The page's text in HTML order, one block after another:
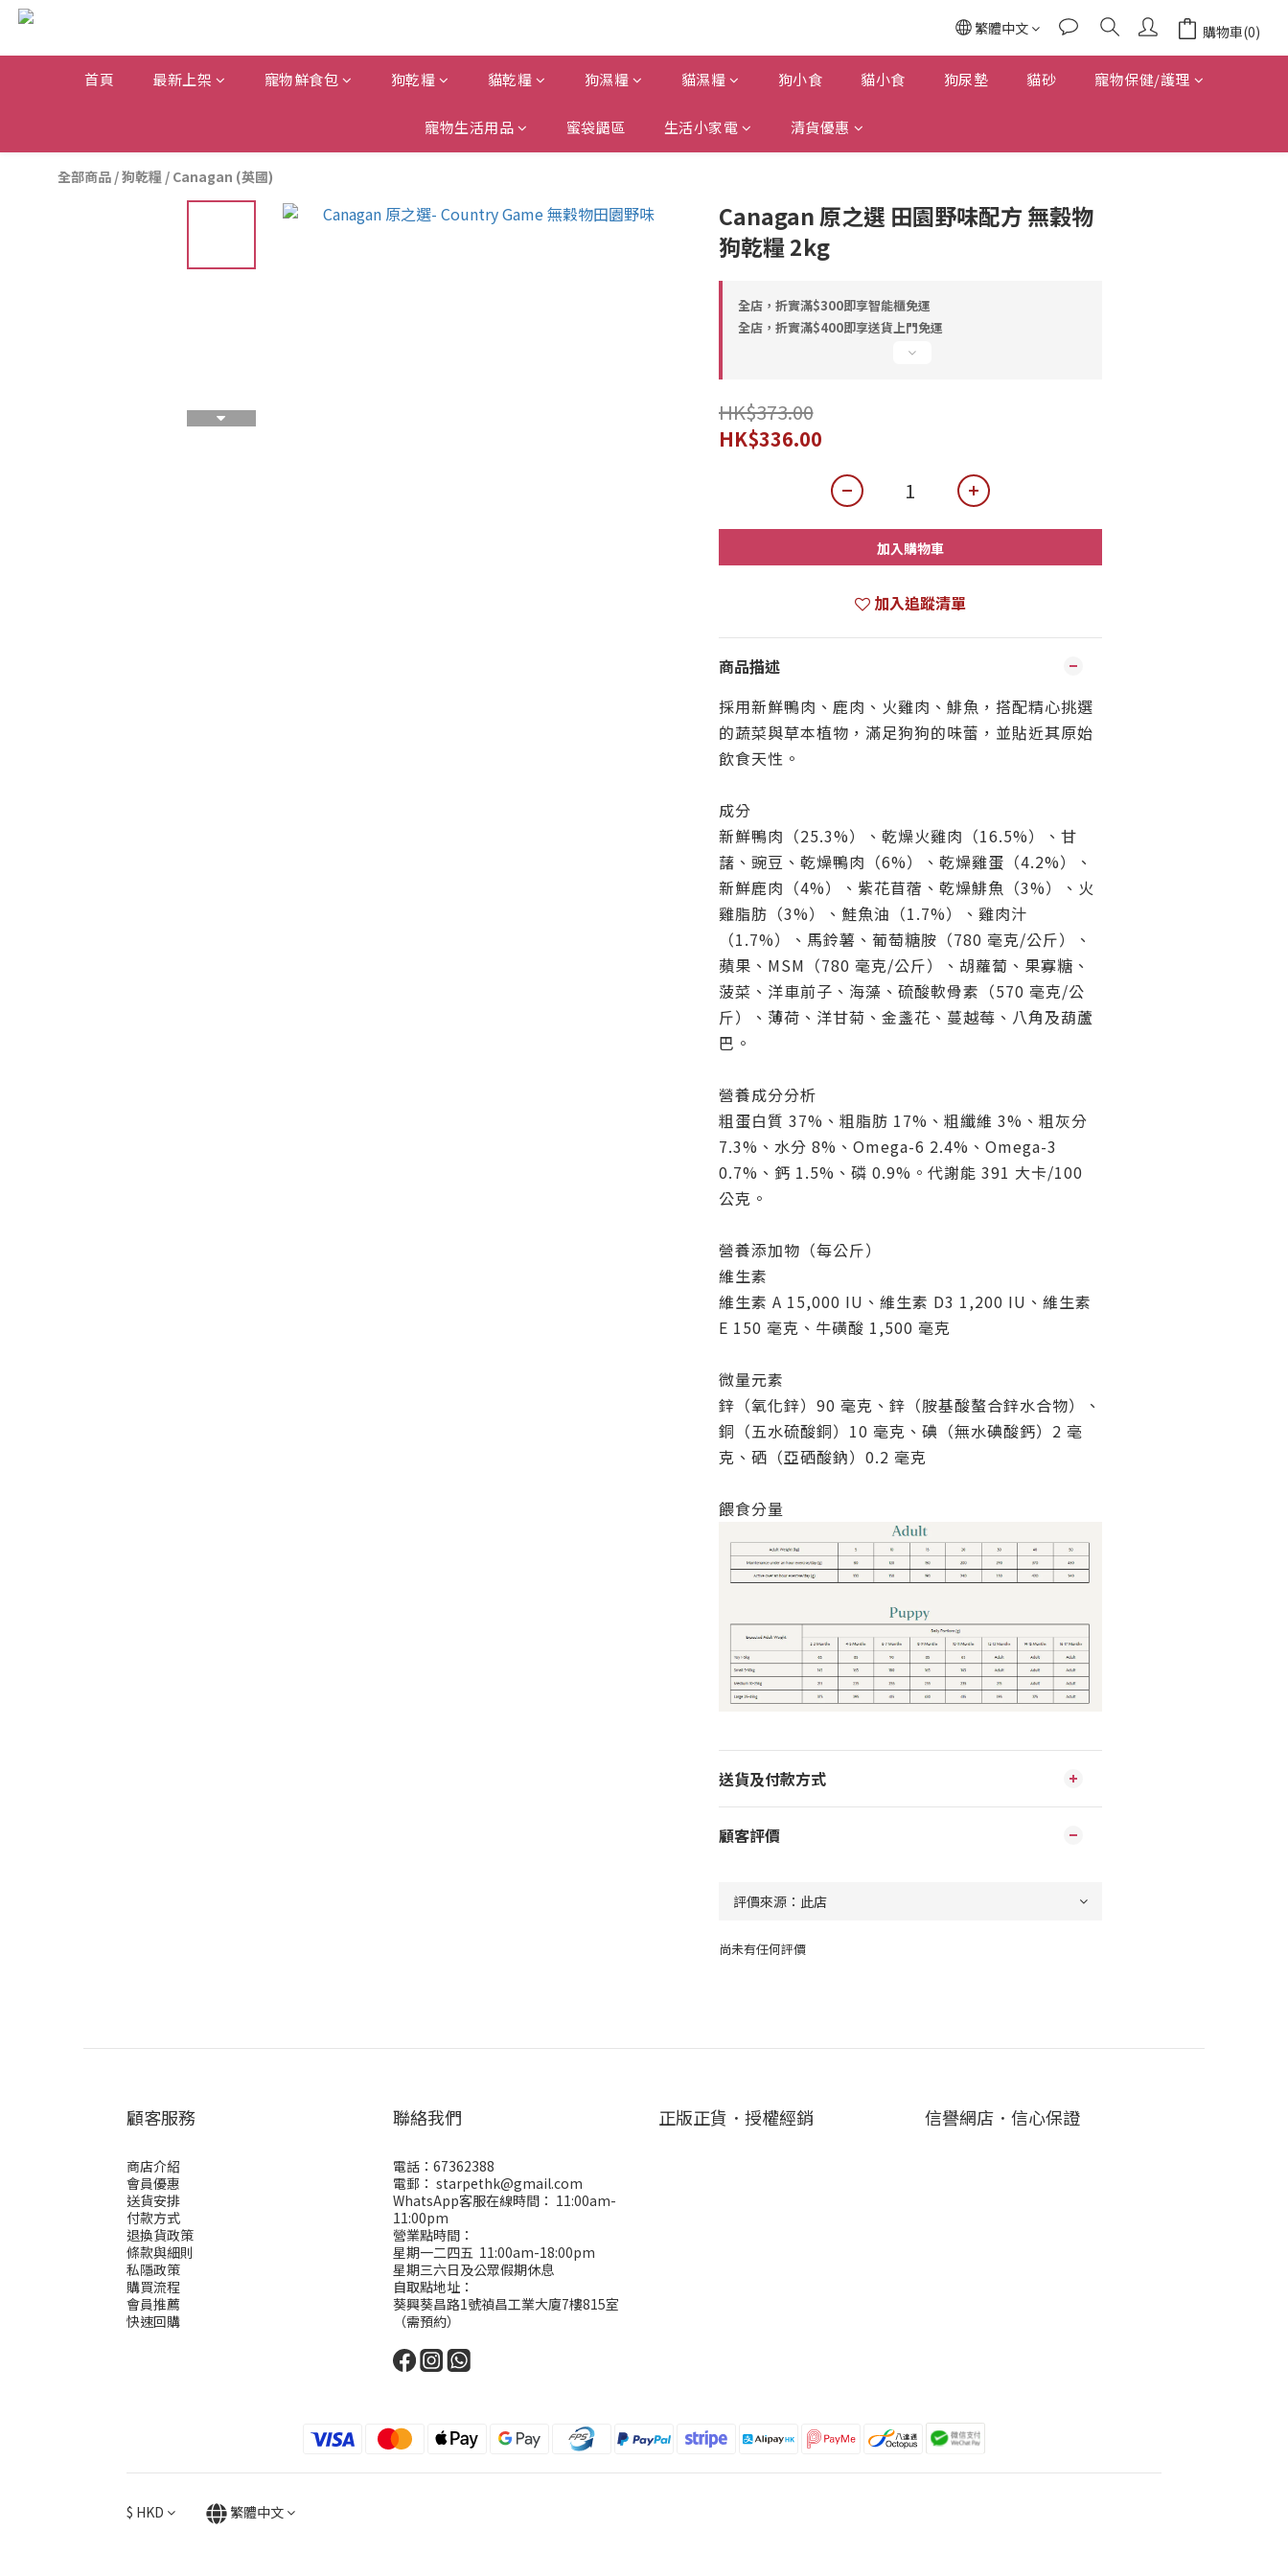
繁體中文 購物車(0)
首頁 最新上架 寵物鮮食包 狗乾糧 貓乾糧 狗濕糧 貓濕糧 狗小食 貓小食 狗尿墊 貓砂 寵物保健/護理
寵物生活用品 蜜袋鼯區 生活小家電 清貨優惠
全部商品 /狗乾糧 / Canagan (英國)
Canagan 原之選 田園野味配方 無穀物
狗乾糧 2kg
全店，折實滿$300即享智能櫃免運
全店，折實滿$400即享送貨上門免運
HK$373.00
HK$336.00
加入購物車
加入追蹤清單
商品描述
採用新鮮鴨肉、鹿肉、火雞肉、鯡魚，搭配精心挑選
的蔬菜與草本植物，滿足狗狗的味蕾，並貼近其原始
飲食天性。
成分
新鮮鴨肉（25.3%）、乾燥火雞肉（16.5%）、甘
藷、豌豆、乾燥鴨肉（6%）、乾燥雞蛋（4.2%）、
新鮮鹿肉（4%）、紫花苜蓿、乾燥鯡魚（3%）、火
雞脂肪（3%）、鮭魚油（1.7%）、雞肉汁
（1.7%）、馬鈴薯、葡萄糖胺（780 毫克/公斤）、
蘋果、MSM（780 毫克/公斤）、胡蘿蔔、果寡糖、
菠菜、洋車前子、海藻、硫酸軟骨素（570 毫克/公
斤）、薄荷、洋甘菊、金盞花、蔓越莓、八角及葫蘆
巴。
營養成分分析
粗蛋白質 37%、粗脂肪 17%、粗纖維 3%、粗灰分
7.3%、水分 8%、Omega-6 2.4%、Omega-3
0.7%、鈣 1.5%、磷 0.9%。代謝能 391 大卡/100
公克。
營養添加物（每公斤）
維生素
維生素 A 15,000 IU、維生素 D3 1,200 IU、維生素
E 150 毫克、牛磺酸 1,500 毫克
微量元素
鋅（氧化鋅）90 毫克、鋅（胺基酸螯合鋅水合物）、
銅（五水硫酸銅）10 毫克、碘（無水碘酸鈣）2 毫
克、硒（亞硒酸鈉）0.2 毫克
餵食分量
送貨及付款方式
顧客評價
尚未有任何評價
顧客服務
商店介紹
會員優惠
送貨安排
付款方式
退換貨政策
條款與細則
私隱政策
購買流程
會員推薦
快速回購
聯絡我們
電話：67362388
電郵： starpethk@gmail.com
WhatsApp客服在線時間： 11:00am-
11:00pm
營業點時間：
星期一二四五 11:00am-18:00pm
星期三六日及公眾假期休息
自取點地址：
葵興葵昌路1號禎昌工業大廈7樓815室
（需預約）
正版正貨．授權經銷 信譽網店．信心保證
$ HKD 繁體中文